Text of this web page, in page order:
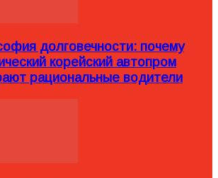
долговечности: почему
корейский автопром
рациональные водители